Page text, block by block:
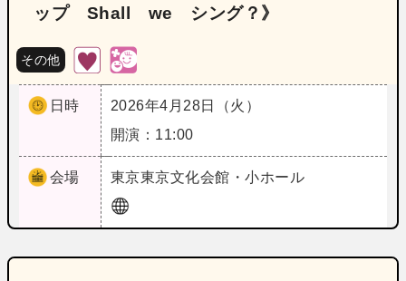
ップ Shall we シング？》
その他
日時
2026年4月28日（火）
開演：11:00
会場 東京東京文化会館・小ホール